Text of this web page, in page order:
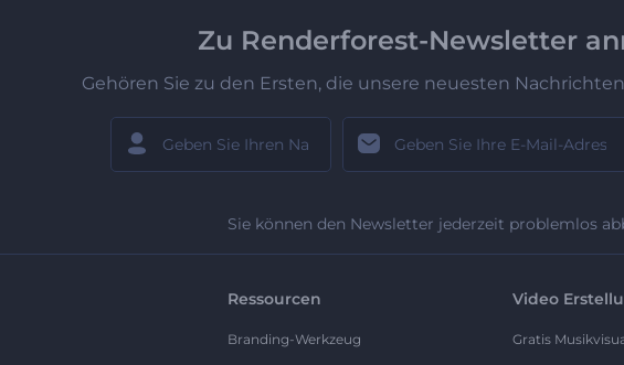
Zu Renderforest-Newsletter
Gehören Sie zu den Ersten, die unsere neuesten
Sie können den Newsletter jederzeit problemlos
Ressourcen
Branding-Werkzeug
Video
Gratis